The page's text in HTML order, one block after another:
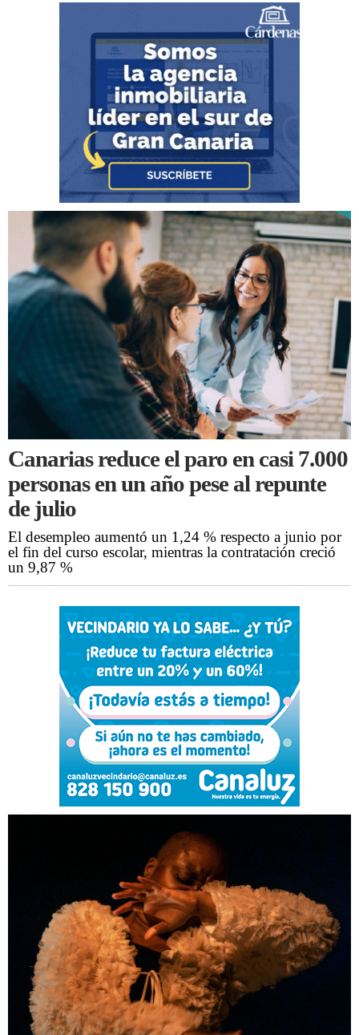
Canarias reduce el paro en casi 7.000
personas en un año pese al repunte
de julio
El desempleo aumentó un 1,24 % respecto a junio por
el fin del curso escolar, mientras la contratación creció
un 9,87 %